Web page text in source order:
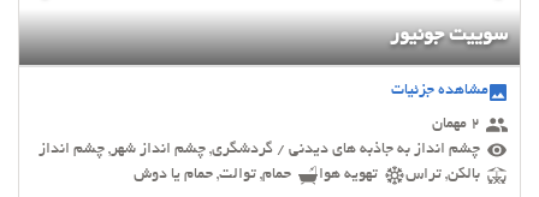
سوییت جونیور
مشاهده جزئیات
2 مهمان
چشم انداز به جاذبه های دیدنی / گردشگری, چشم انداز شهر, چشم انداز
بالکن, تراس
تهویه هوا حمام, توالت, حمام یا دوش